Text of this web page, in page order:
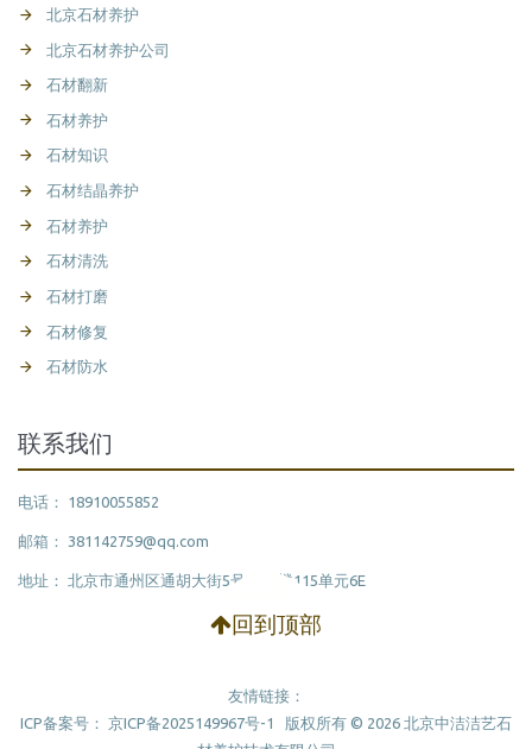
北京石材养护
北京石材养护公司
石材翻新
石材养护
石材知识
石材结晶养护
石材养护
石材清洗
石材打磨
石材修复
石材防水
联系我们
电话： 18910055852
邮箱： 381142759@qq.com
地址： 北京市通州区通胡大街5号15号楼115单元6E
回到顶部
友情链接：
ICP备案号： 京ICP备2025149967号-1 版权所有 © 2026 北京中洁洁艺石